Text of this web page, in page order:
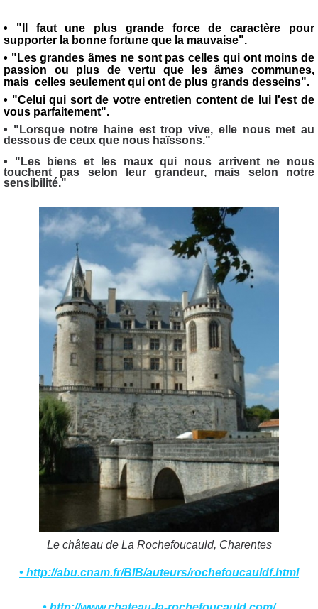
• "Il faut une plus grande force de caractère pour
supporter la bonne fortune que la mauvaise".
• "Les grandes âmes ne sont pas celles qui ont moins de
passion ou plus de vertu que les âmes communes,
mais celles seulement qui ont de plus grands desseins".
• "Celui qui sort de votre entretien content de lui l'est de
vous parfaitement".
• "Lorsque notre haine est trop vive, elle nous met au
dessous de ceux que nous haïssons."
• "Les biens et les maux qui nous arrivent ne nous
touchent pas selon leur grandeur, mais selon notre
sensibilité."
Le château de La Rochefoucauld, Charentes
• http://abu.cnam.fr/BIB/auteurs/rochefoucauldf.html